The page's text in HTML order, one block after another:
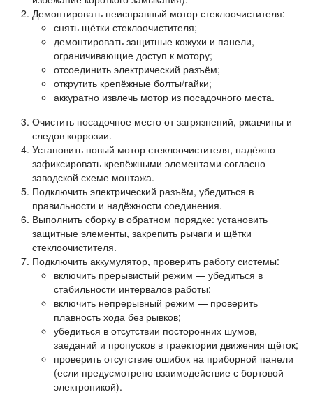
Демонтировать неисправный мотор стеклоочистителя:
снять щётки стеклоочистителя;
демонтировать защитные кожухи и панели,
ограничивающие доступ к мотору;
отсоединить электрический разъём;
открутить крепёжные болты/гайки;
аккуратно извлечь мотор из посадочного места.
Очистить посадочное место от загрязнений, ржавчины и
следов коррозии.
Установить новый мотор стеклоочистителя, надёжно
зафиксировать крепёжными элементами согласно
заводской схеме монтажа.
Подключить электрический разъём, убедиться в
правильности и надёжности соединения.
Выполнить сборку в обратном порядке: установить
защитные элементы, закрепить рычаги и щётки
стеклоочистителя.
Подключить аккумулятор, проверить работу системы:
включить прерывистый режим — убедиться в
стабильности интервалов работы;
включить непрерывный режим — проверить
плавность хода без рывков;
убедиться в отсутствии посторонних шумов,
заеданий и пропусков в траектории движения щёток;
проверить отсутствие ошибок на приборной панели
(если предусмотрено взаимодействие с бортовой
электроникой).